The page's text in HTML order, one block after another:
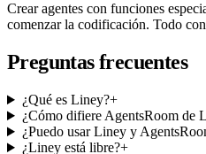
Crear agentes con funciones
comenzar la codificación. Todo
Preguntas frecuentes
¿Qué es Liney?+
¿Cómo difiere AgentsRoom de
¿Puedo usar Liney y
¿Liney está libre?+